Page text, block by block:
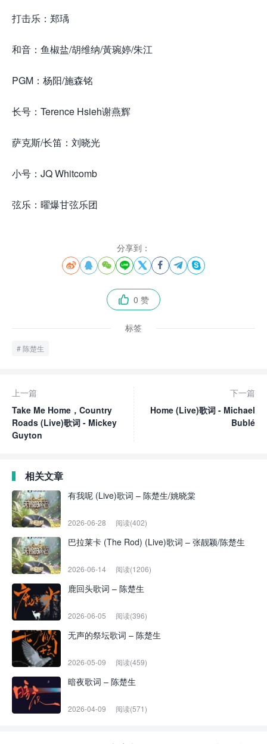
打击乐：郑瑀
和音：鱼椒盐/胡维纳/黃琬婷/朱江
PGM：杨阳/施森铭
长号：Terence Hsieh谢燕辉
萨克斯/长笛：刘晓光
小号：JQ Whitcomb
弦乐：曜爆甘弦乐团
分享到：
       
 0 赞
标签
陈楚生
上一篇
Take Me Home，Country
Roads (Live)歌词 - Mickey
Guyton
下一篇
Home (Live)歌词 - Michael
Bublé
相关文章
有我呢 (Live)歌词 – 陈楚生/姚晓棠
2026-06-28 阅读(402)
巴拉莱卡 (The Rod) (Live)歌词 – 张靓颖/陈楚生
2026-06-14 阅读(1206)
鹿回头歌词 – 陈楚生
2026-06-05 阅读(396)
无声的祭坛歌词 – 陈楚生
2026-05-09 阅读(459)
暗夜歌词 – 陈楚生
2026-04-09 阅读(571)